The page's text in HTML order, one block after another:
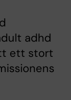
adhd
ett stort